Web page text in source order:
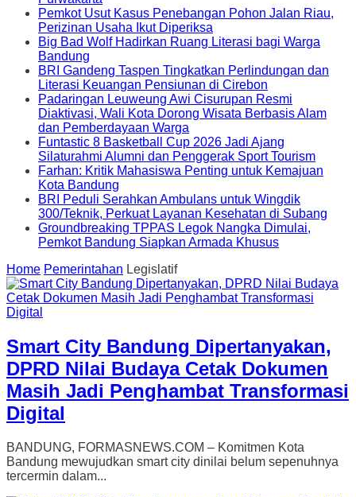
Pemkot Usut Kasus Penebangan Pohon Jalan Riau,
Perizinan Usaha Ikut Diperiksa
Big Bad Wolf Hadirkan Ruang Literasi bagi Warga
Bandung
BRI Gandeng Taspen Tingkatkan Perlindungan dan
Literasi Keuangan Pensiunan di Cirebon
Padaringan Leuweung Awi Cisurupan Resmi
Diaktivasi, Wali Kota Dorong Wisata Berbasis Alam
dan Pemberdayaan Warga
Funtastic 8 Basketball Cup 2026 Jadi Ajang
Silaturahmi Alumni dan Penggerak Sport Tourism
Farhan: Kritik Mahasiswa Penting untuk Kemajuan
Kota Bandung
BRI Peduli Serahkan Ambulans untuk Wingdik
300/Teknik, Perkuat Layanan Kesehatan di Subang
Groundbreaking TPPAS Legok Nangka Dimulai,
Pemkot Bandung Siapkan Armada Khusus
Home Pemerintahan Legislatif
Smart City Bandung Dipertanyakan,
DPRD Nilai Budaya Cetak Dokumen
Masih Jadi Penghambat Transformasi
Digital
BANDUNG, FORMASNEWS.COM – Komitmen Kota
Bandung mewujudkan smart city dinilai belum sepenuhnya
tercermin dalam...